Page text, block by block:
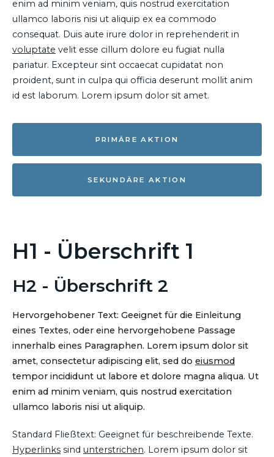
enim ad minim veniam, quis nostrud exercitation
ullamco laboris nisi ut aliquip ex ea commodo
consequat. Duis aute irure dolor in reprehenderit in
voluptate velit esse cillum dolore eu fugiat nulla
pariatur. Excepteur sint occaecat cupidatat non
proident, sunt in culpa qui officia deserunt mollit anim
id est laborum. Lorem ipsum dolor sit amet.
PRIMÄRE AKTION
SEKUNDÄRE AKTION
H1 - Überschrift 1
H2 - Überschrift 2
Hervorgehobener Text: Geeignet für die Einleitung
eines Textes, oder eine hervorgehobene Passage
innerhalb eines Paragraphen. Lorem ipsum dolor sit
amet, consectetur adipiscing elit, sed do eiusmod
tempor incididunt ut labore et dolore magna aliqua. Ut
enim ad minim veniam, quis nostrud exercitation
ullamco laboris nisi ut aliquip.
Standard Fließtext: Geeignet für beschreibende Texte.
Hyperlinks sind unterstrichen. Lorem ipsum dolor sit